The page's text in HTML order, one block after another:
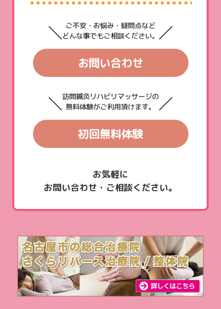
ご不安・お悩み・疑問点など
どんな事でもご相談ください。
お問い合わせ
訪問鍼灸リハビリマッサージの
無料体験がご利用頂けます。
初回無料体験
お気軽に
お問い合わせ・ご相談ください。